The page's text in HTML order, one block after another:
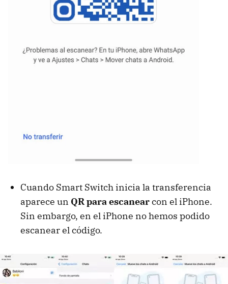
Cuando Smart Switch inicia la transferencia
aparece un QR para escanearcon el iPhone.
Sin embargo, en el iPhone no hemos podido
escanear el código.